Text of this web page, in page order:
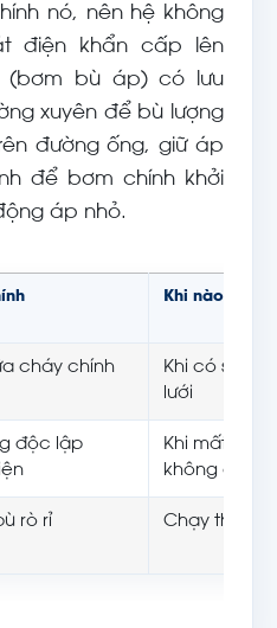
nó, nên hệ không
điện khẩn cấp lên
(bơm bù áp) có lưu
xuyên để bù lượng
đường ống, giữ áp
để bơm chính khởi
áp nhỏ.
Khi nào hoạt
cháy chính
Khi có sự cố
lưới
độc lập
Khi mất
không chạy
rò rỉ Chạy